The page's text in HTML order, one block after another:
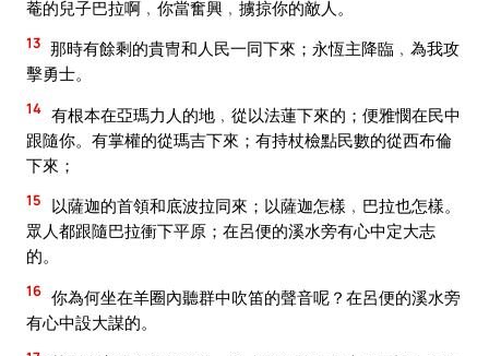
菴的兒子巴拉啊﹐你當奮興﹐擄掠你的敵人。
13 那時有餘剩的貴冑和人民一同下來；永恆主降臨﹐為我攻
擊勇士。
14 有根本在亞瑪力人的地﹐從以法蓮下來的；便雅憫在民中
跟隨你。有掌權的從瑪吉下來；有持杖檢點民數的從西布倫
下來；
15
以薩迦的首領和底波拉同來；以薩迦怎樣﹐巴拉也怎樣。
眾人都跟隨巴拉衝下平原；在呂便的溪水旁有心中定大志
的。
16 你為何坐在羊圈內聽群中吹笛的聲音呢？在呂便的溪水旁
有心中設大謀的。